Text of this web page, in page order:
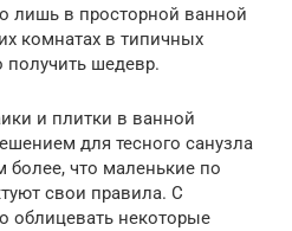
лишь в просторной ванной
комнатах в типичных
получить шедевр.
и плитки в ванной
для тесного санузла
что маленькие по
свои правила. С
некоторые